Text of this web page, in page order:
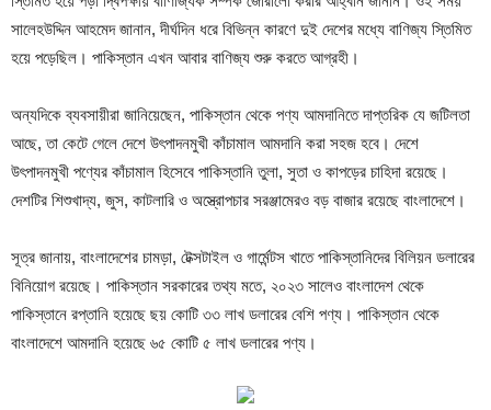
সালেহউদ্দিন আহমেদ জানান, দীর্ঘদিন ধরে বিভিন্ন কারণে দুই দেশের মধ্যে বাণিজ্য স্তিমিত
হয়ে পড়েছিল। পাকিস্তান এখন আবার বাণিজ্য শুরু করতে আগ্রহী।
অন্যদিকে ব্যবসায়ীরা জানিয়েছেন, পাকিস্তান থেকে পণ্য আমদানিতে দাপ্তরিক যে জটিলতা
আছে, তা কেটে গেলে দেশে উৎপাদনমুখী কাঁচামাল আমদানি করা সহজ হবে। দেশে
উৎপাদনমুখী পণ্যের কাঁচামাল হিসেবে পাকিস্তানি তুলা, সুতা ও কাপড়ের চাহিদা রয়েছে।
দেশটির শিশুখাদ্য, জুস, কাটলারি ও অস্ত্রোপচার সরঞ্জামেরও বড় বাজার রয়েছে বাংলাদেশে।
সূত্র জানায়, বাংলাদেশের চামড়া, টেক্সটাইল ও গার্মেন্টস খাতে পাকিস্তানিদের বিলিয়ন ডলারের
বিনিয়োগ রয়েছে। পাকিস্তান সরকারের তথ্য মতে, ২০২৩ সালেও বাংলাদেশ থেকে
পাকিস্তানে রপ্তানি হয়েছে ছয় কোটি ৩৩ লাখ ডলারের বেশি পণ্য। পাকিস্তান থেকে
বাংলাদেশে আমদানি হয়েছে ৬৫ কোটি ৫ লাখ ডলারের পণ্য।